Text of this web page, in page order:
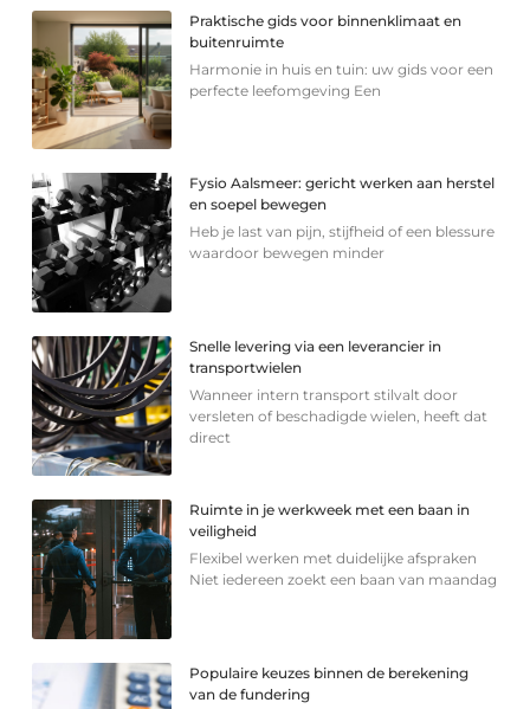
Praktische gids voor binnenklimaat en
buitenruimte
Harmonie in huis en tuin: uw gids voor een
perfecte leefomgeving Een
Fysio Aalsmeer: gericht werken aan herstel
en soepel bewegen
Heb je last van pijn, stijfheid of een blessure
waardoor bewegen minder
Snelle levering via een leverancier in
transportwielen
Wanneer intern transport stilvalt door
versleten of beschadigde wielen, heeft dat
direct
Ruimte in je werkweek met een baan in
veiligheid
Flexibel werken met duidelijke afspraken
Niet iedereen zoekt een baan van maandag
Populaire keuzes binnen de berekening
van de fundering